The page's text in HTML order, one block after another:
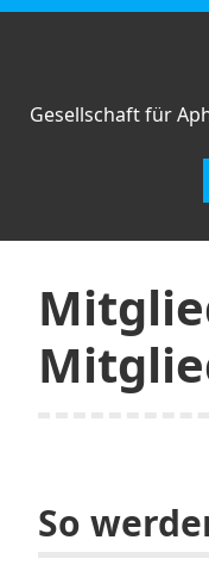
Zum
Gesellschaft für
So